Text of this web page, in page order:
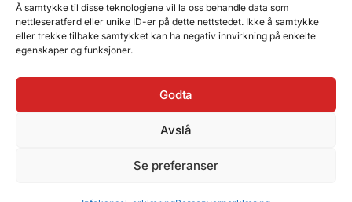
Å samtykke til disse teknologiene vil la oss behandle data som
nettleseratferd eller unike ID-er på dette nettstedet. Ikke å samtykke
eller trekke tilbake samtykket kan ha negativ innvirkning på enkelte
egenskaper og funksjoner.
Godta
Avslå
Se preferanser
Om oss
Kontakt
Personvernerklæring
Opphavsrett
GeneratePress•Hosted by